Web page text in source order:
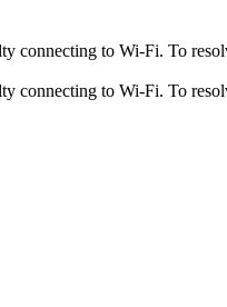
connecting to Wi-Fi. To
connecting to Wi-Fi. To